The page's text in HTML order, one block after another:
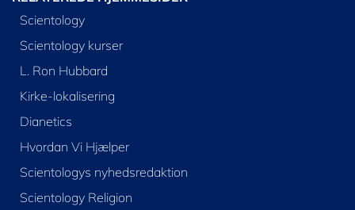
Scientology
Scientology kurser
L. Ron Hubbard
Kirke-lokalisering
Dianetics
Hvordan Vi Hjælper
Scientologys nyhedsredaktion
Scientology Religion